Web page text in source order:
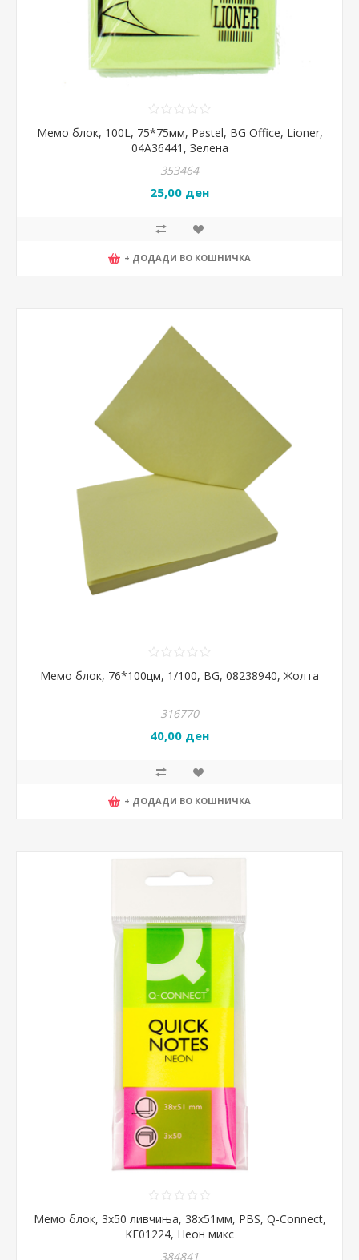
Мемо блок, 100L, 75*75мм, Pastel, BG Office, Lioner,
04A36441, Зелена
353464
25,00 ден
+ ДОДАДИ ВО КОШНИЧКА
Мемо блок, 76*100цм, 1/100, BG, 08238940, Жолта
316770
40,00 ден
+ ДОДАДИ ВО КОШНИЧКА
Мемо блок, 3x50 ливчиња, 38x51мм, PBS, Q-Connect,
KF01224, Неон микс
384841